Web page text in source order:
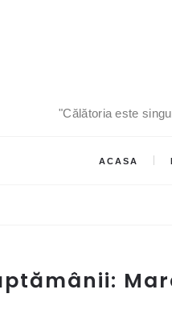
"Călătoria este
ACASA